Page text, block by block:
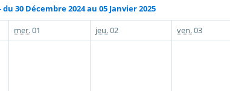
du 30 Décembre 2024 au 05 Janvier 2025
mer.01 jeu.02 ven.03